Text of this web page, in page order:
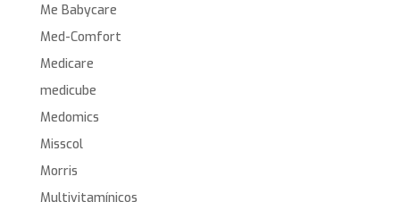
Me Babycare
Med-Comfort
Medicare
medicube
Medomics
Misscol
Morris
Multivitamínicos